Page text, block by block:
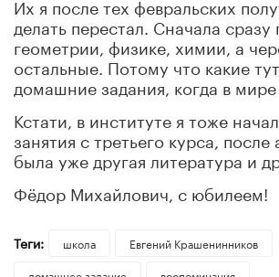
Их я после тех февральских
делать перестал. Сначала сразу
геометрии, физике, химии, а
остальные. Потому что какие
домашние задания, когда в мире
Кстати, в институте я тоже
занятия с третьего курса,
была уже другая литература и
Фёдор Михайлович, с юбилеем!
Теги: школа
Евгений Крашенинников